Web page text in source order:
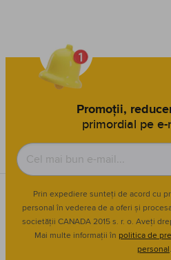
Promoții,
primordial pe
Prin expediere sunteți de acord cu
personal în vederea de a oferi și
societății CANADA 2015 s. r. o. Aveți
Mai multe informații în politica de
personal.